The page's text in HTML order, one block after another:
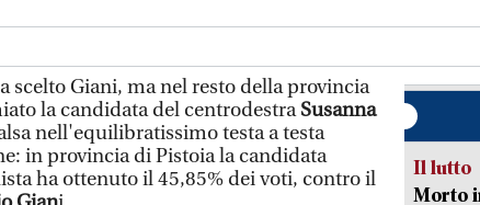
scelto Giani, ma nel resto della provincia
la candidata del centrodestraSusanna
nell'equilibratissimo testa a testa
in provincia di Pistoia la candidata
ha ottenuto il 45,85% dei voti, contro il
Il lutto
Morto